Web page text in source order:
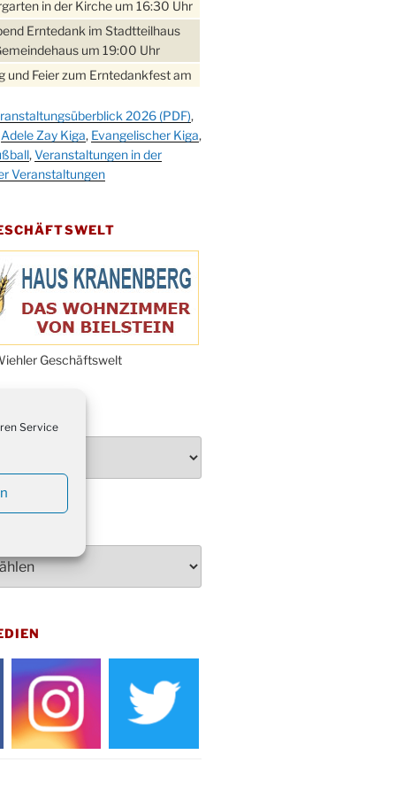
Service
in der Kirche um 16:30 Uhr
Erntedank im Stadtteilhaus
um 19:00 Uhr
und Feier zum Erntedankfest am
im Stadtteilhaus
im Cafe XXS
Andacht um 18:00 Uhr in der
Gottesdienst in der
im Ev. Gemeindehaus um
MGV im Stadtteilhaus um
von 16-20 Uhr
Akkordeon-Orchester im
um 16:00 Uhr
im Ev. Gemeindehaus von 14-
des Honterus Chors im
um 19:00 Uhr
im Ev. Gemeindehaus von
2026 (PDF),
Adele Zay Kiga, Evangelischer Kiga,
,Veranstaltungen in der
Veranstaltungen
Geschäftswelt